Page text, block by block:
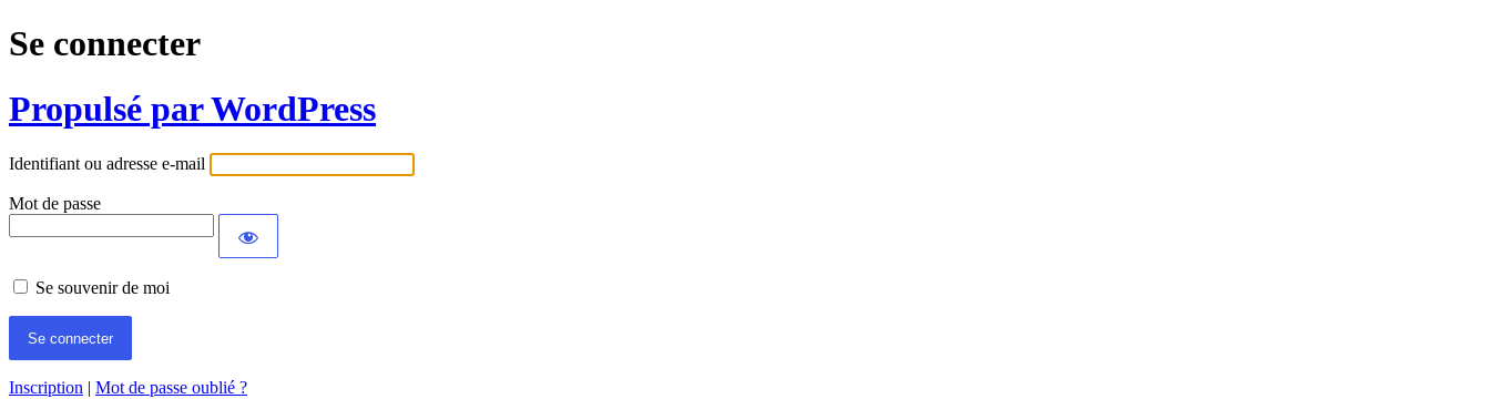
Se connecter
Propulsé par WordPress
Identifiant ou adresse e-mail
Mot de passe
Se souvenir de moi
Inscription | Mot de passe oublié ?